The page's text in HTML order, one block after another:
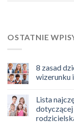
OSTATNIE
8 zasad
wizerunku
Lista
dotyczącej